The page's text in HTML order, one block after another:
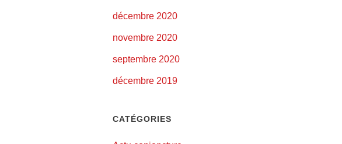
décembre 2020
novembre 2020
septembre 2020
décembre 2019
CATÉGORIES